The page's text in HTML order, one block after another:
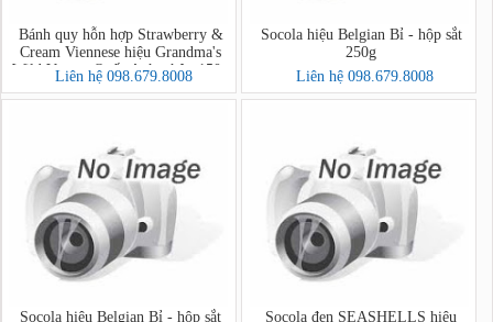
Bánh quy hỗn hợp Strawberry &
Cream Viennese hiệu Grandma's
Wild Vương Quốc Anh - hộp 150g
Liên hệ 098.679.8008
Socola hiệu Belgian Bỉ - hộp sắt
250g
Liên hệ 098.679.8008
Socola hiệu Belgian Bỉ - hộp sắt Socola đen SEASHELLS hiệu